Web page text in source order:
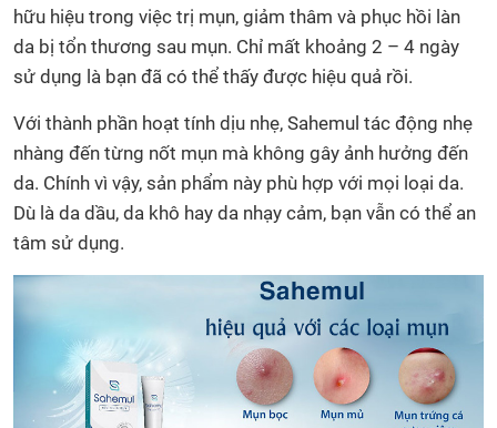
hữu hiệu trong việc trị mụn, giảm thâm và phục hồi làn
da bị tổn thương sau mụn. Chỉ mất khoảng 2 – 4 ngày
sử dụng là bạn đã có thể thấy được hiệu quả rồi.
Với thành phần hoạt tính dịu nhẹ, Sahemul tác động nhẹ
nhàng đến từng nốt mụn mà không gây ảnh hưởng đến
da. Chính vì vậy, sản phẩm này phù hợp với mọi loại da.
Dù là da dầu, da khô hay da nhạy cảm, bạn vẫn có thể an
tâm sử dụng.